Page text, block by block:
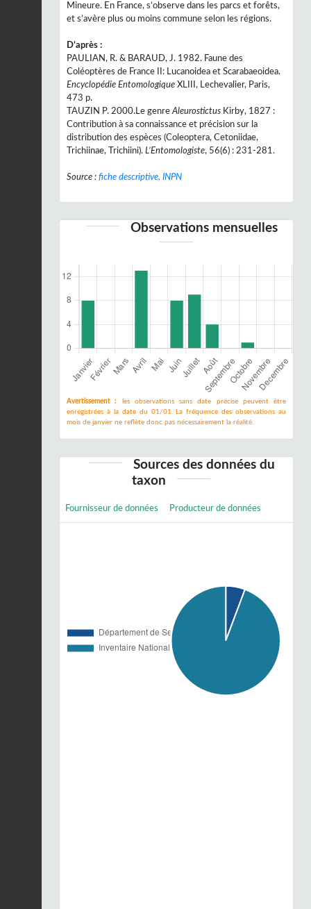
Mineure. En France, s’observe dans les parcs et forêts,
et s’avère plus ou moins commune selon les régions.
D’après :
PAULIAN, R. & BARAUD, J. 1982. Faune des
Coléoptères de France II: Lucanoidea et Scarabaeoidea.
Encyclopédie Entomologique XLIII, Lechevalier, Paris,
473 p.
TAUZIN P. 2000.Le genre Aleurostictus Kirby, 1827 :
Contribution à sa connaissance et précision sur la
distribution des espèces (Coleoptera, Cetoniidae,
Trichiinae, Trichiini). L’Entomologiste, 56(6) : 231-281.
Source : fiche descriptive, INPN
Observations mensuelles
Avertissement :
les observations sans date précise peuvent être
enregistrées à la date du 01/01. La fréquence des observations au
mois de janvier ne reflète donc pas nécessairement la réalité.
Sources des données du
taxon
Fournisseur de données Producteur de données